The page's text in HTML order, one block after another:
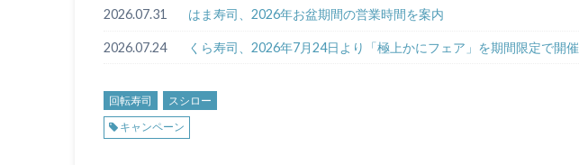
2026.07.31 はま寿司、2026年お盆期間の営業時間を案内
2026.07.24 くら寿司、2026年7月24日より「極上かにフェア」を期間限定で開催
回転寿司
スシロー
キャンペーン